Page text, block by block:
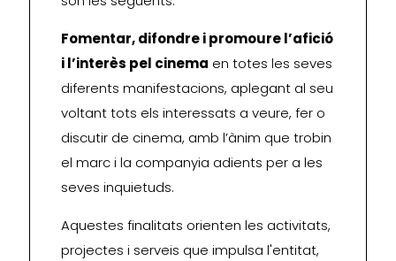
Fomentar, difondre i promoure l’afició
i l’interès pel cinema en totes les seves
diferents manifestacions, aplegant al seu
voltant tots els interessats a veure, fer o
discutir de cinema, amb l’ànim que trobin
el marc i la companyia adients per a les
seves inquietuds.
Aquestes finalitats orienten les activitats,
projectes i serveis que impulsa l'entitat,